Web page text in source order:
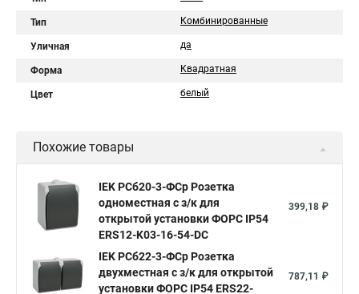
Тип Комбинированные
Уличная да
Форма Квадратная
Цвет белый
Похожие товары
IEK РСб20-3-ФСр Розетка
одноместная с з/к для
открытой установки ФОРС IP54
ERS12-K03-16-54-DC
399,18 ₽
IEK РСб22-3-ФСр Розетка
двухместная с з/к для открытой
установки ФОРС IP54 ERS22-
787,11 ₽